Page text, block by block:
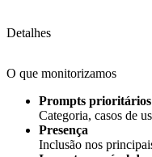
Detalhes
O que monitorizamos
Prompts prioritários
Categoria, casos de
Presença
Inclusão nos